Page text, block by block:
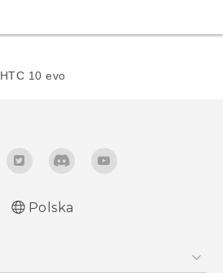
HTC 10 evo‎
Polska